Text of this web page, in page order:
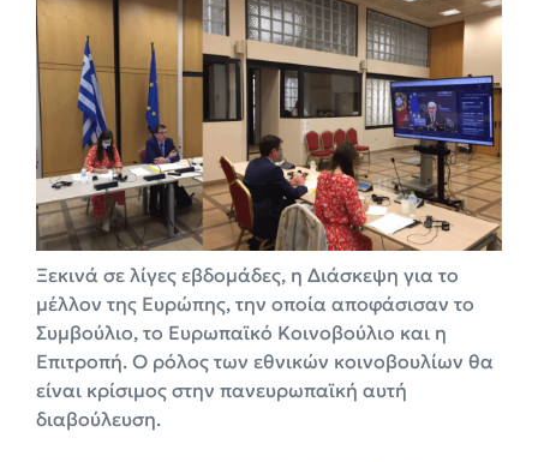
Ξεκινά σε λίγες εβδομάδες, η Διάσκεψη για το
μέλλον της Ευρώπης, την οποία αποφάσισαν το
Συμβούλιο, το Ευρωπαϊκό Κοινοβούλιο και η
Επιτροπή. Ο ρόλος των εθνικών κοινοβουλίων θα
είναι κρίσιμος στην πανευρωπαϊκή αυτή
διαβούλευση.